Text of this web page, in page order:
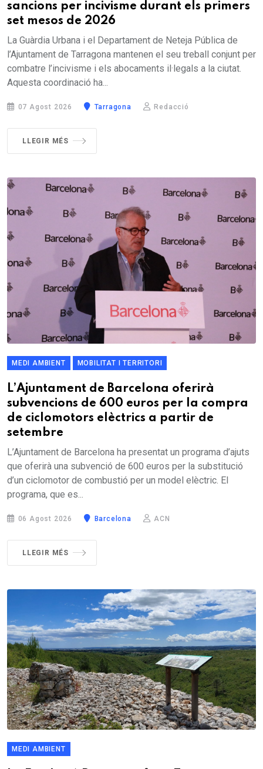
sancions per incivisme durant els primers
set mesos de 2026
La Guàrdia Urbana i el Departament de Neteja Pública de
l’Ajuntament de Tarragona mantenen el seu treball conjunt per
combatre l’incivisme i els abocaments il·legals a la ciutat.
Aquesta coordinació ha...
07 Agost 2026 Tarragona Redacció
LLEGIR MÉS
MEDI AMBIENT MOBILITAT I TERRITORI
L’Ajuntament de Barcelona oferirà
subvencions de 600 euros per la compra
de ciclomotors elèctrics a partir de
setembre
L’Ajuntament de Barcelona ha presentat un programa d’ajuts
que oferirà una subvenció de 600 euros per la substitució
d’un ciclomotor de combustió per un model elèctric. El
programa, que es...
06 Agost 2026 Barcelona ACN
LLEGIR MÉS
MEDI AMBIENT